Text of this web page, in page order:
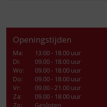
Openingstijden
Ma:
13:00 - 18.00 uur
Di:
09.00 - 18.00 uur
Wo:
09.00 - 18.00 uur
Do:
09.00 - 18.00 uur
Vr:
09.00 - 21.00 uur
Za:
09.00 - 18.00 uur
Zo:
Gesloten